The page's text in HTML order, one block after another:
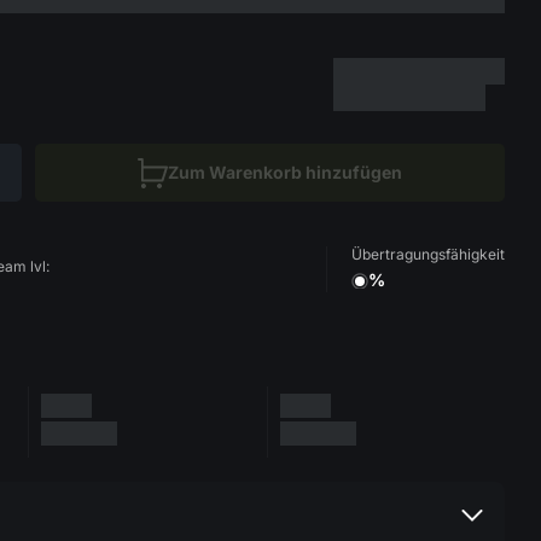
Zum Warenkorb hinzufügen
lvl:
Übertragungsfähigkeit
%